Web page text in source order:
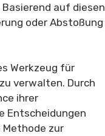
auf diesen
oder Abstoßung
Werkzeug für
verwalten. Durch
ihrer
Entscheidungen
zur